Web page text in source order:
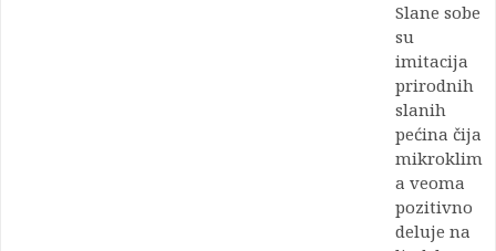
Slane sobe
su
imitacija
prirodnih
slanih
pećina čija
mikroklim
a veoma
pozitivno
deluje na